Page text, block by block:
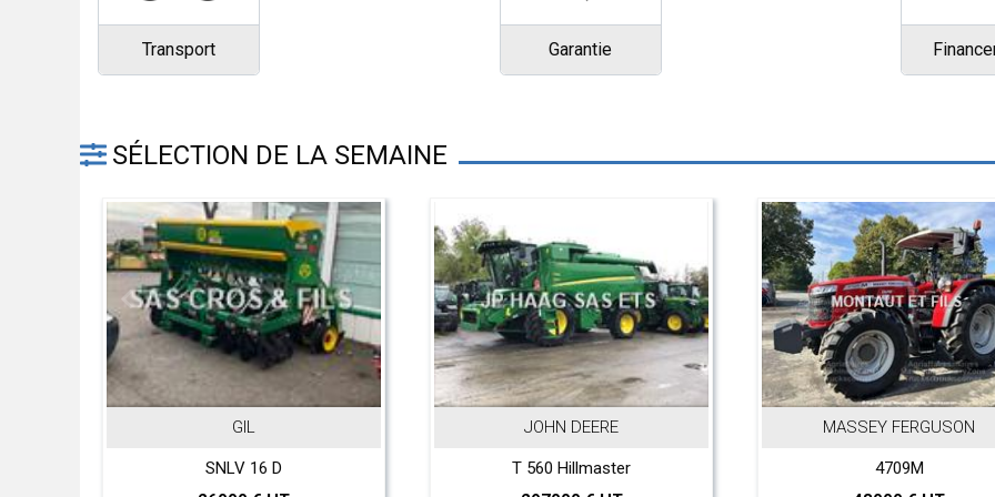
Transport Garantie
SÉLECTION DE LA SEMAINE
JOHN DEERE
T 560 Hillmaster
MASSEY FERGUSON